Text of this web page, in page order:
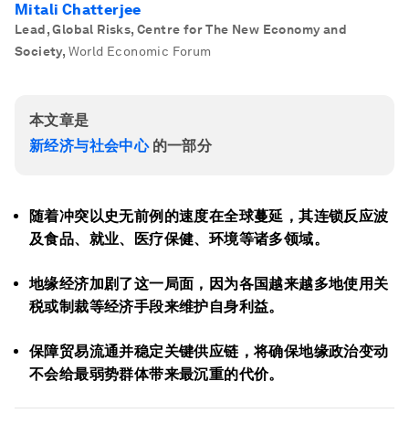
Mitali Chatterjee
Lead, Global Risks, Centre for The New Economy and
Society, World Economic Forum
本文章是
新经济与社会中心的一部分
随着冲突以史无前例的速度在全球蔓延，其连锁反应波
及食品、就业、医疗保健、环境等诸多领域。
地缘经济加剧了这一局面，因为各国越来越多地使用关
税或制裁等经济手段来维护自身利益。
保障贸易流通并稳定关键供应链，将确保地缘政治变动
不会给最弱势群体带来最沉重的代价。